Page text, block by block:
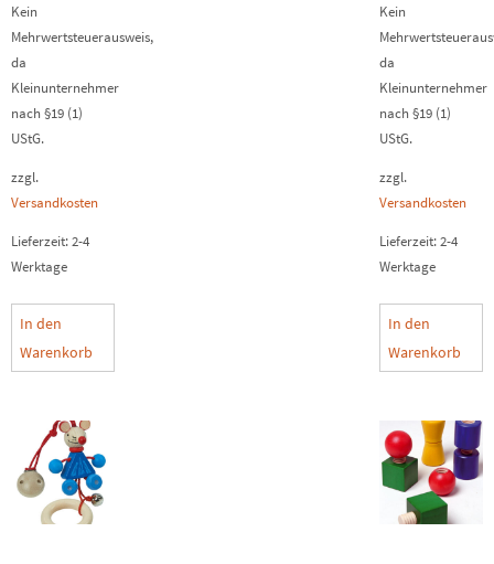
Kein
Mehrwertsteuerausweis,
da
Kleinunternehmer
nach §19 (1)
UStG.
zzgl.
Versandkosten
Lieferzeit:2-4
Werktage
In den
Warenkorb
Kein
da
Kleinunternehmer
nach §19 (1)
UStG.
zzgl.
Versandkosten
Lieferzeit:2-4
Werktage
In den
Warenkorb